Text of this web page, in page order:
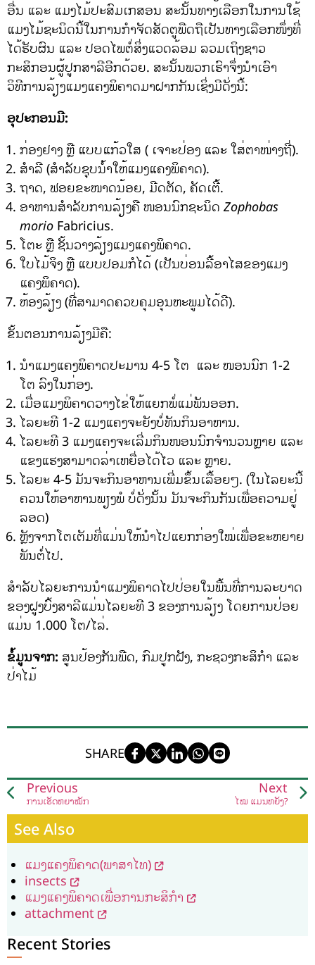
ອື່ນ ແລະ ແມງໄມ້ປະສົມເກສອນ ສະນັ້ນທາງເລືອກໃນການໃຊ້
ແມງໄມ້ຊະນິດນີ້ໃນການກຳຈັດສັດຕູພືດຖືເປັນທາງເລືອກໜຶ່ງທີ່
ໄດ້ຮັບຜົນ ແລະ ປອດໄພຕໍ່ສິ່ງແວດລ້ອມ ລວມເຖິງຊາວ
ກະສິກອນຜູ້ປູກສາລີອີກດ້ວຍ. ສະນັ້ນພວກເຮົາຈຶ່ງນຳເອົາ
ວິທີການລ້ຽງແມງແຄງພິຄາດມາຝາກກັນເຊິ່ງມີດັ່ງນີ້:
ອຸປະກອນມີ:
ກ່ອງຢາງ ຫຼື ແບບແກ້ວໃສ ( ເຈາະປ່ອງ ແລະ ໃສ່ຕາໜ່າງຖີ່).
ສຳລີ (ສຳລັບຊຸບນ້ຳໃຫ້ແມງແຄງພິຄາດ).
ຖາດ, ຟອຍຂະໜາດນ້ອຍ, ມີດຕັດ, ຄັດເຕີ້.
ອາຫານສຳລັບການລ້ຽງຄື ໜອນນົກຊະນິດ Zophobas
morio Fabricius.
ໂຕະ ຫຼື ຊັ້ນວາງລ້ຽງແມງແຄງພິຄາດ.
ໃບໄມ້ຈິງ ຫຼື ແບບປອມກໍໄດ້ (ເປັນບ່ອນລີ້ອາໄສຂອງແມງ
ແຄງພິຄາດ).
ຫ້ອງລ້ຽງ (ທີ່ສາມາດຄວບຄຸມອຸນຫະພູມໄດ້ດີ).
ຂັ້ນຕອນການລ້ຽງມີຄື:
ນຳແມງແຄງພິຄາດປະມານ 4-5 ໂຕ ແລະ ໜອນນົກ 1-2
ໂຕ ລົງໃນກ່ອງ.
ເມື່ອແມງພິຄາດວາງໄຂ່ໃຫ້ແຍກພໍ່ແມ່ພັນອອກ.
ໄລຍະທີ 1-2 ແມງແຄງຈະຍັງບໍ່ທັນກິນອາຫານ.
ໄລຍະທີ 3 ແມງແຄງຈະເລີ່ມກິນໜອນນົກຈຳນວນຫຼາຍ ແລະ
ແຂງແຮງສາມາດລ່າເຫຍື່ອໄດ້ໄວ ແລະ ຫຼາຍ.
ໄລຍະ 4-5 ມັນຈະກິນອາຫານເພີ່ມຂຶ້ນເລື້ອຍໆ. (ໃນໄລຍະນີ້
ຄວນໃຫ້ອາຫານພຽງພໍ ບໍ່ດັ່ງນັ້ນ ມັນຈະກິນກັນເພື່ອຄວາມຢູ່
ລອດ)
ຫຼັງຈາກໂຕເຕັມທີ່ແມ່ນໃຫ້ນຳໄປແຍກກ່ອງໃໝ່ເພື່ອຂະຫຍາຍ
ພັນຕໍ່ໄປ.
ສຳລັບໄລຍະການນຳແມງພິຄາດໄປປ່ອຍໃນພື້ນທີ່ການລະບາດ
ຂອງຝູງບົ້ງສາລີແມ່ນໄລຍະທີ 3 ຂອງການລ້ຽງ ໂດຍການປ່ອຍ
ແມ່ນ 1.000 ໂຕ/ໄລ່.
ຂໍ້ມູນຈາກ: ສູນປ້ອງກັນພືດ, ກົມປູກຝັງ, ກະຊວງກະສິກຳ ແລະ
ປ່າໄມ້
SHARE
Previous
ການເຮັດຫຍ້າໝັກ
Next
ໄໝ ແມ່ນຫຍັງ?
See Also
ແມງແຄງພິຄາດ(ພາສາໄທ)
insects
ແມງແຄງພິຄາດເພື່ອການກະສິກຳ
attachment
Recent Stories